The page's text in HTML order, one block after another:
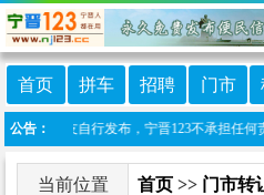
首页 拼车 招聘 门市
公告：
息由网友自行发布，宁晋123不承担任何
当前位置 首页 >> 门市转